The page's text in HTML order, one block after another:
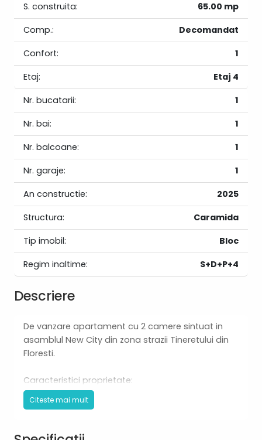
S. construita:
65.00 mp
Comp.:
Decomandat
Confort:
1
Etaj:
Etaj 4
Nr. bucatarii:
1
Nr. bai:
1
Nr. balcoane:
1
Nr. garaje:
1
An constructie:
2025
Structura:
Caramida
Tip imobil:
Bloc
Regim inaltime:
S+D+P+4
Descriere
De vanzare apartament cu 2 camere sintuat in
asamblul New City din zona strazii Tineretului din
Floresti.
Caracteristici proprietate:
- compartimentare decomandata: hol, baie,
living, bucatarie, dormitor si balcon.
- incalzire in pardoseala cu centrala termica
Citeste mai mult